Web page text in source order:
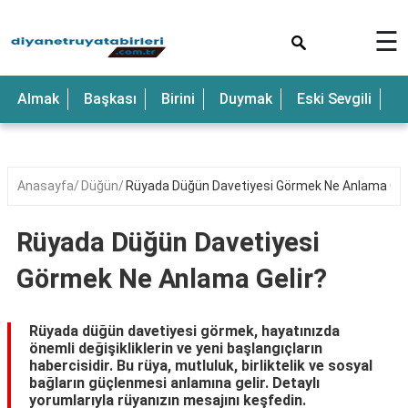
Anne
Bebek
Çocuk
Deniz
Düğün
Erkek
Eski
☰
Almak Başkası Birini Duymak Eski Sevgili
Anasayfa Düğün Rüyada Düğün Davetiyesi Görmek Ne Anlama
Rüyada Düğün Davetiyesi
Görmek Ne Anlama Gelir?
Rüyada düğün davetiyesi görmek, hayatınızda
önemli değişikliklerin ve yeni başlangıçların
habercisidir. Bu rüya, mutluluk, birliktelik ve sosyal
bağların güçlenmesi anlamına gelir. Detaylı
yorumlarıyla rüyanızın mesajını keşfedin.